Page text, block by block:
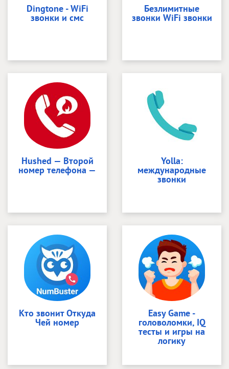
Dingtone - WiFi
звонки и смс
Безлимитные
звонки WiFi звонки
Hushed — Второй
номер телефона —
Yolla:
международные
звонки
Кто звонит Откуда
Чей номер
Easy Game -
головоломки, IQ
тесты и игры на
логику